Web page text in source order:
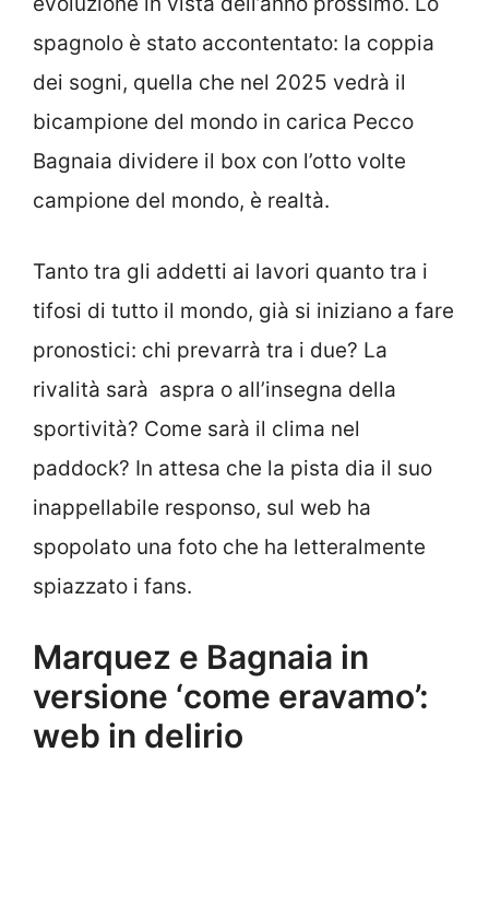
spagnolo è stato accontentato: la coppia
dei sogni, quella che nel 2025 vedrà il
bicampione del mondo in carica Pecco
Bagnaia dividere il box con l’otto volte
campione del mondo, è realtà.
Tanto tra gli addetti ai lavori quanto tra i
tifosi di tutto il mondo, già si iniziano a fare
pronostici: chi prevarrà tra i due? La
rivalità sarà aspra o all’insegna della
sportività? Come sarà il clima nel
paddock? In attesa che la pista dia il suo
inappellabile responso, sul web ha
spopolato una foto che ha letteralmente
spiazzato i fans.
Marquez e Bagnaia in
versione ‘come eravamo’:
web in delirio